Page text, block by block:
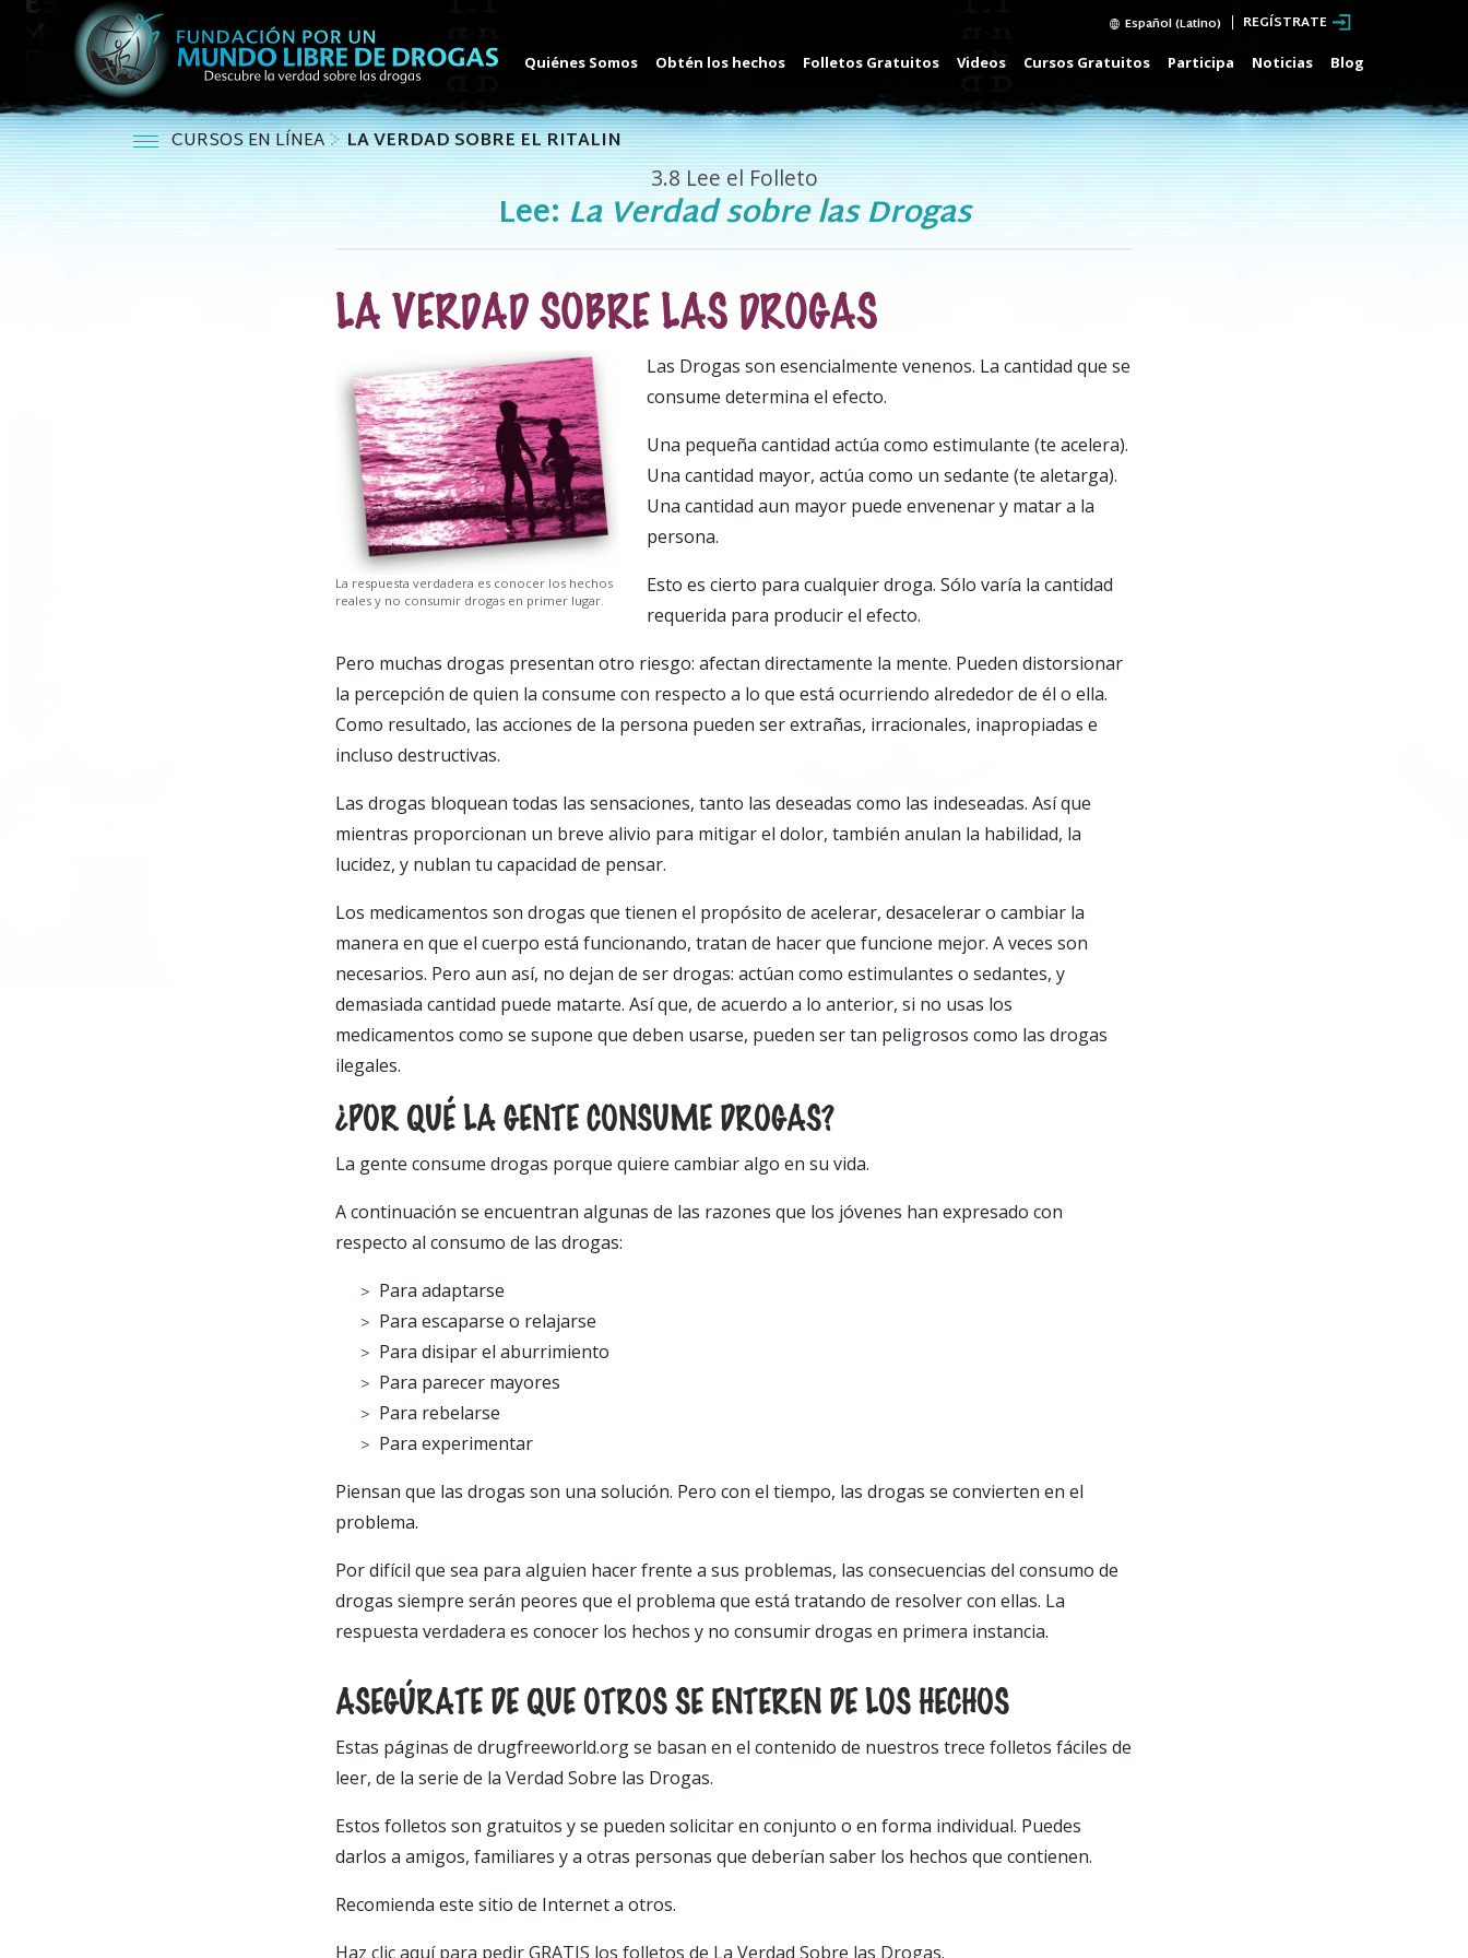
Español (Latino) REGÍSTRATE
Quiénes Somos Obtén los hechos Folletos Gratuitos Videos Cursos Gratuitos Participa Noticias Blog
CURSOS EN LÍNEA LA VERDAD SOBRE EL RITALIN
3.8 Lee el Folleto
Lee: La Verdad sobre las Drogas
LA VERDAD SOBRE LAS DROGAS
La respuesta verdadera es conocer los hechos
reales y no consumir drogas en primer lugar.
Las Drogas son esencialmente venenos. La cantidad que se
consume determina el efecto.
Una pequeña cantidad actúa como estimulante (te acelera).
Una cantidad mayor, actúa como un sedante (te aletarga).
Una cantidad aun mayor puede envenenar y matar a la
persona.
Esto es cierto para cualquier droga. Sólo varía la cantidad
requerida para producir el efecto.
Pero muchas drogas presentan otro riesgo: afectan directamente la mente. Pueden distorsionar
la percepción de quien la consume con respecto a lo que está ocurriendo alrededor de él o ella.
Como resultado, las acciones de la persona pueden ser extrañas, irracionales, inapropiadas e
incluso destructivas.
Las drogas bloquean todas las sensaciones, tanto las deseadas como las indeseadas. Así que
mientras proporcionan un breve alivio para mitigar el dolor, también anulan la habilidad, la
lucidez, y nublan tu capacidad de pensar.
Los medicamentos son drogas que tienen el propósito de acelerar, desacelerar o cambiar la
manera en que el cuerpo está funcionando, tratan de hacer que funcione mejor. A veces son
necesarios. Pero aun así, no dejan de ser drogas: actúan como estimulantes o sedantes, y
demasiada cantidad puede matarte. Así que, de acuerdo a lo anterior, si no usas los
medicamentos como se supone que deben usarse, pueden ser tan peligrosos como las drogas
ilegales.
¿POR QUÉ LA GENTE CONSUME DROGAS?
La gente consume drogas porque quiere cambiar algo en su vida.
A continuación se encuentran algunas de las razones que los jóvenes han expresado con
respecto al consumo de las drogas:
Para adaptarse
Para escaparse o relajarse
Para disipar el aburrimiento
Para parecer mayores
Para rebelarse
Para experimentar
Piensan que las drogas son una solución. Pero con el tiempo, las drogas se convierten en el
problema.
Por difícil que sea para alguien hacer frente a sus problemas, las consecuencias del consumo de
drogas siempre serán peores que el problema que está tratando de resolver con ellas. La
respuesta verdadera es conocer los hechos y no consumir drogas en primera instancia.
ASEGÚRATE DE QUE OTROS SE ENTEREN DE LOS HECHOS
Estas páginas de drugfreeworld.org se basan en el contenido de nuestros trece folletos fáciles de
leer, de la serie de la Verdad Sobre las Drogas.
Estos folletos son gratuitos y se pueden solicitar en conjunto o en forma individual. Puedes
darlos a amigos, familiares y a otras personas que deberían saber los hechos que contienen.
Recomienda este sitio de Internet a otros.
Haz clic aquí para pedir GRATIS los folletos de La Verdad Sobre las Drogas.